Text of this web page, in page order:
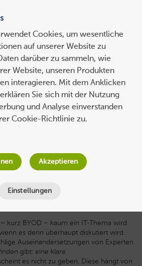
Device – private IT-
2016
kurz BYOD – kaum ein IT-Thema wird
es denn überhaupt diskutiert wird.
Auseinandersetzungen von Experten
gibt: eine klare
es nicht zu geben. Diese hängt von
Cookies, um wesentliche
auf unserer Website zu
darüber zu sammeln, wie
Website, unseren Produkten
interagieren. Mit dem Anklicken
Sie sich mit der Nutzung
und Analyse einverstanden
Cookie-Richtlinie zu.
Einstellungen
Akzeptieren